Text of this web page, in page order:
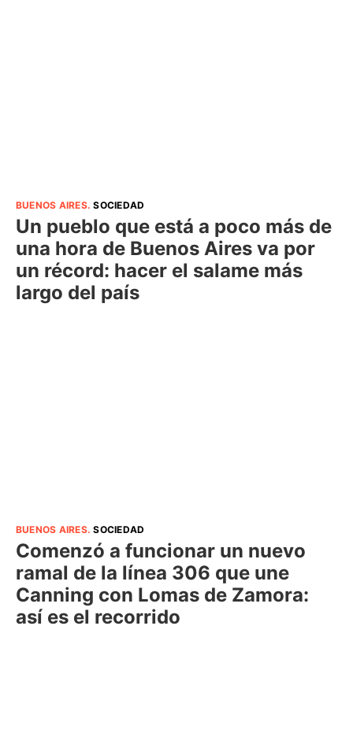
BUENOS AIRES.SOCIEDAD
Un pueblo que está a poco más de
una hora de Buenos Aires va por
un récord: hacer el salame más
largo del país
BUENOS AIRES.SOCIEDAD
Comenzó a funcionar un nuevo
ramal de la línea 306 que une
Canning con Lomas de Zamora:
así es el recorrido